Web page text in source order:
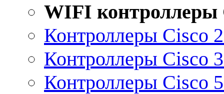
WIFI контроллеры
Контроллеры Cisco
Контроллеры Cisco
Контроллеры Cisco